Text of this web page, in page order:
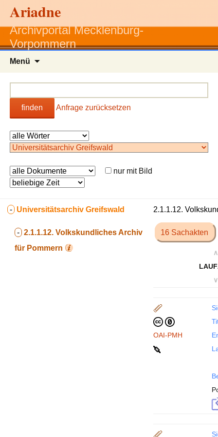
Ariadne
Archivportal Mecklenburg-
Vorpommern
Menü
finden Anfrage zurücksetzen
nur mit Bild
- Universitätsarchiv Greifswald
- 2.1.1.12. Volkskundliches Archiv
für Pommern
2.1.1.12.
16 Sachakten
∧
∨
OAI-PMH